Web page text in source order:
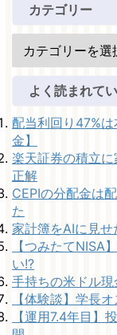
カテゴリー
よく読まれて
配当利回り47%
金】
楽天証券の積立
正解
CEPIの分配金は
た
家計簿をAIに見
【つみたてNISA
い!?
手持ちの米ドル
【体験談】学長
【運用7.4年目】